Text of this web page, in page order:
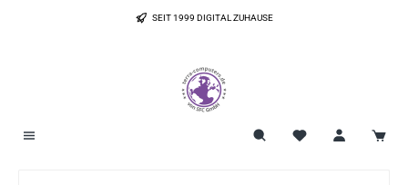
SEIT 1999 DIGITAL ZUHAUSE